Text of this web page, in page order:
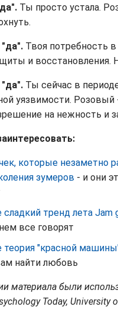
Ты просто устала.
"да". Твоя потребность
и восстановления.
"да". Ты сейчас в
уязвимости. Розовый
на нежность и
которые незаметно
зумеров - и они
сладкий тренд лета Jam
все говорят
теория "красной
найти любовь
материала были
Today, University